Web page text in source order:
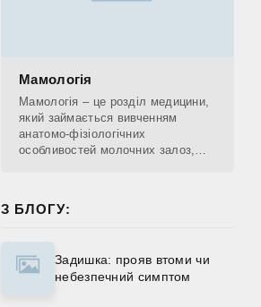
Мамологія
Мамологія – це розділ медицини,
який займається вивченням
анатомо-фізіологічних
особливостей молочних залоз,
З БЛОГУ:
Задишка: прояв втоми чи
небезпечний симптом